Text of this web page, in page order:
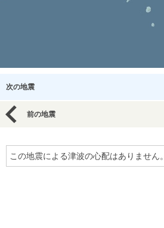
次の地震
前の地震
この地震による津波の心配はありません。